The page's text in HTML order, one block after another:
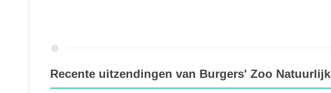
Recente uitzendingen van Burgers' Zoo Natuurlijk